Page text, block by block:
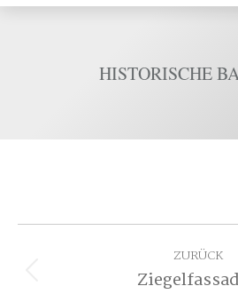
HISTORISCHE
ALBUM-
ZURÜCK